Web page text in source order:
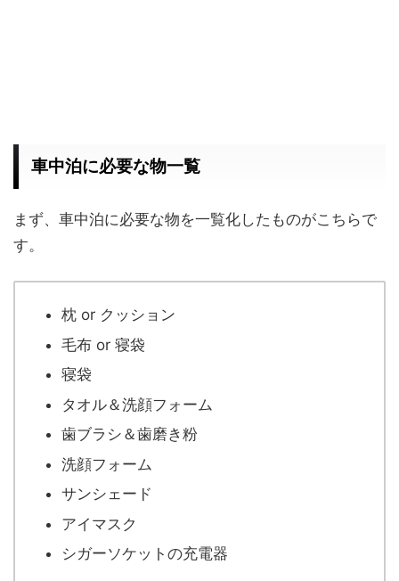
車中泊に必要な物一覧
まず、車中泊に必要な物を一覧化したものがこちらで
す。
枕 or クッション
毛布 or 寝袋
寝袋
タオル＆洗顔フォーム
歯ブラシ＆歯磨き粉
洗顔フォーム
サンシェード
アイマスク
シガーソケットの充電器